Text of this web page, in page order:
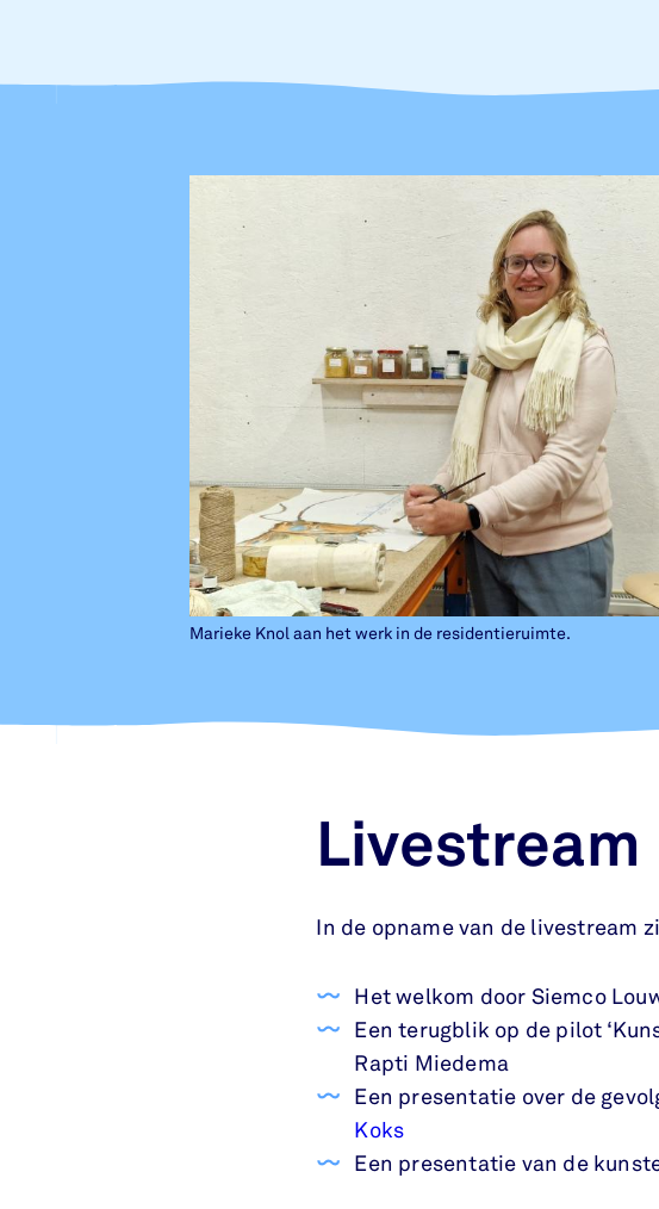
Marieke Knol aan het werk in de residentieruimte.
Livestream
In de opname van de livestream
Het welkom door Siemco
Een terugblik op de pilot
Rapti Miedema
Een presentatie over de
Koks
Een presentatie van de